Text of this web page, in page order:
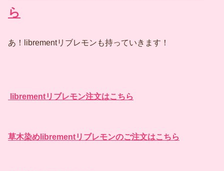
ら
あ！librementリブレモンも持っていきます！
librementリブレモン注文はこちら
草木染めlibrementリブレモンのご注文はこちら